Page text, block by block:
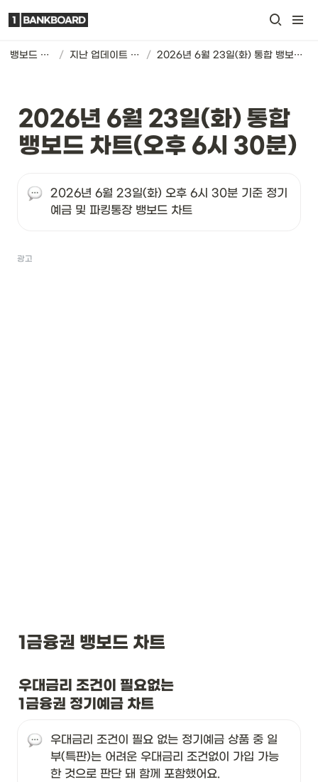
뱅보드 차트 / 지난 업데이트 기록 / 2026년 6월 23일(화) 통합 뱅보드 차트(오후 6시 30분)
2026년 6월 23일(화) 통합
뱅보드 차트(오후 6시 30분)
2026년 6월 23일(화) 오후 6시 30분 기준 정기
예금 및 파킹통장 뱅보드 차트
광고
1금융권 뱅보드 차트
우대금리 조건이 필요없는
1금융권 정기예금 차트
우대금리 조건이 필요 없는 정기예금 상품 중 일
부(특판)는 어려운 우대금리 조건없이 가입 가능
한 것으로 판단 돼 함께 포함했어요.